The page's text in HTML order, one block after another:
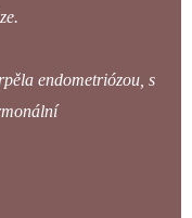
endometriózou, s